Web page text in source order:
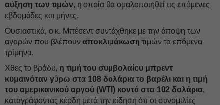
αύξηση των τιμών, η οποία θα ομαλοποιηθεί τις επόμενες
εβδομάδες και μήνες.
Ουσιαστικά, ο κ. Μπέσεντ συντάχθηκε με την άποψη των
αγορών που βλέπουν αποκλιμάκωση τιμών τα επόμενα
τρίμηνα.
Χθες το βράδυ, η τιμή του συμβολαίου μπρεντ
κυμαινόταν γύρω στα 108 δολάρια το βαρέλι και η τιμή
του αμερικανικού αργού (WTI) κοντά στα 102 δολάρια,
καταγράφοντας κέρδη μετά την είδηση ότι οι συνομιλίες